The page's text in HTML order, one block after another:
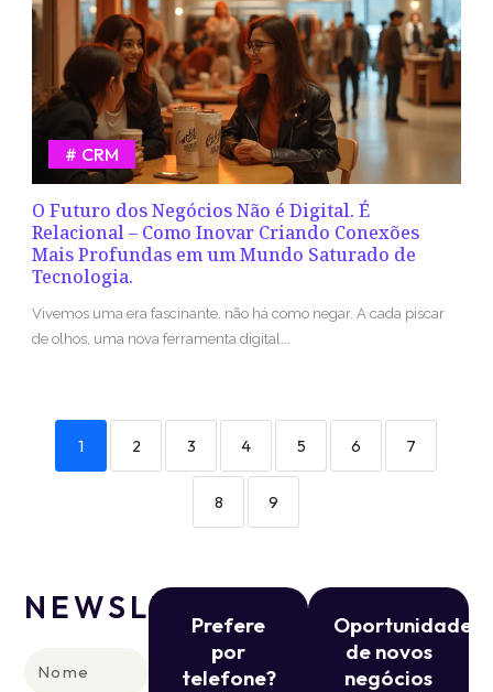
O Futuro dos Negócios Não é Digital. É
Relacional – Como Inovar Criando Conexões
Mais Profundas em um Mundo Saturado de
Tecnologia.
CRM
Vivemos uma era fascinante, não há como negar. A cada piscar
de olhos, uma nova ferramenta digital...
1 2 3 4 5 6 7
8 9
NEWSLETTER
Prefere
por
telefone?
Oportunidade
de novos
negócios